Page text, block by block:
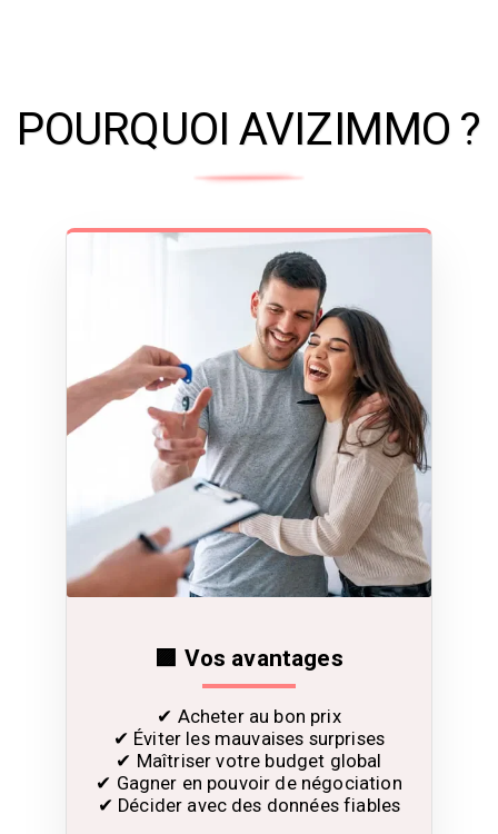
POURQUOI AVIZIMMO ?
🟪 Vos avantages
✔ Acheter au bon prix
✔ Éviter les mauvaises surprises
✔ Maîtriser votre budget global
✔ Gagner en pouvoir de négociation
✔ Décider avec des données fiables